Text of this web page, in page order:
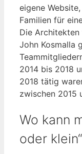
eigene
Familien für
Die
John Kosmalla
2014 bis 2018
2018 tätig
zwischen 2015
Wo kann
oder